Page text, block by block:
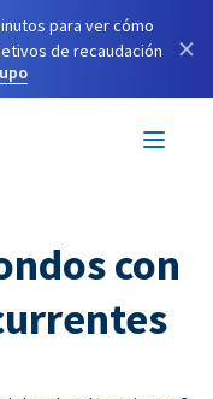
para ver cómo
de recaudación
×
con